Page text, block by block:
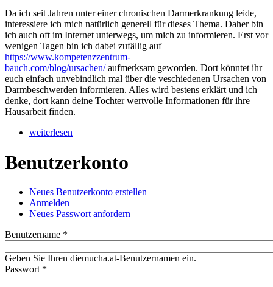
Da ich seit Jahren unter einer chronischen Darmerkrankung leide,
interessiere ich mich natürlich generell für dieses Thema. Daher bin
ich auch oft im Internet unterwegs, um mich zu informieren. Erst vor
wenigen Tagen bin ich dabei zufällig auf
https://www.kompetenzzentrum-
bauch.com/blog/ursachen/aufmerksam geworden. Dort könntet ihr
euch einfach unvebindlich mal über die veschiedenen Ursachen von
Darmbeschwerden informieren. Alles wird bestens erklärt und ich
denke, dort kann deine Tochter wertvolle Informationen für ihre
Hausarbeit finden.
weiterlesen
Benutzerkonto
Haupt-Reiter
Neues Benutzerkonto erstellen
Anmelden
Neues Passwort anfordern
Benutzername *
Geben Sie Ihren diemucha.at-Benutzernamen ein.
Passwort *